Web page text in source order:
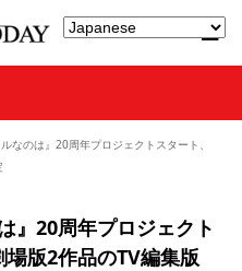
なのは』20周年プロジェクトスタート、
』20周年プロジェクト
版2作品のTV編集版